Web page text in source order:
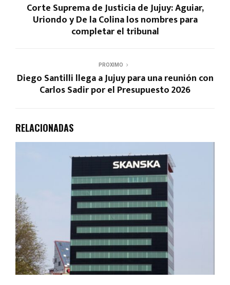
Corte Suprema de Justicia de Jujuy: Aguiar,
Uriondo y De la Colina los nombres para
completar el tribunal
PROXIMO
Diego Santilli llega a Jujuy para una reunión con
Carlos Sadir por el Presupuesto 2026
RELACIONADAS